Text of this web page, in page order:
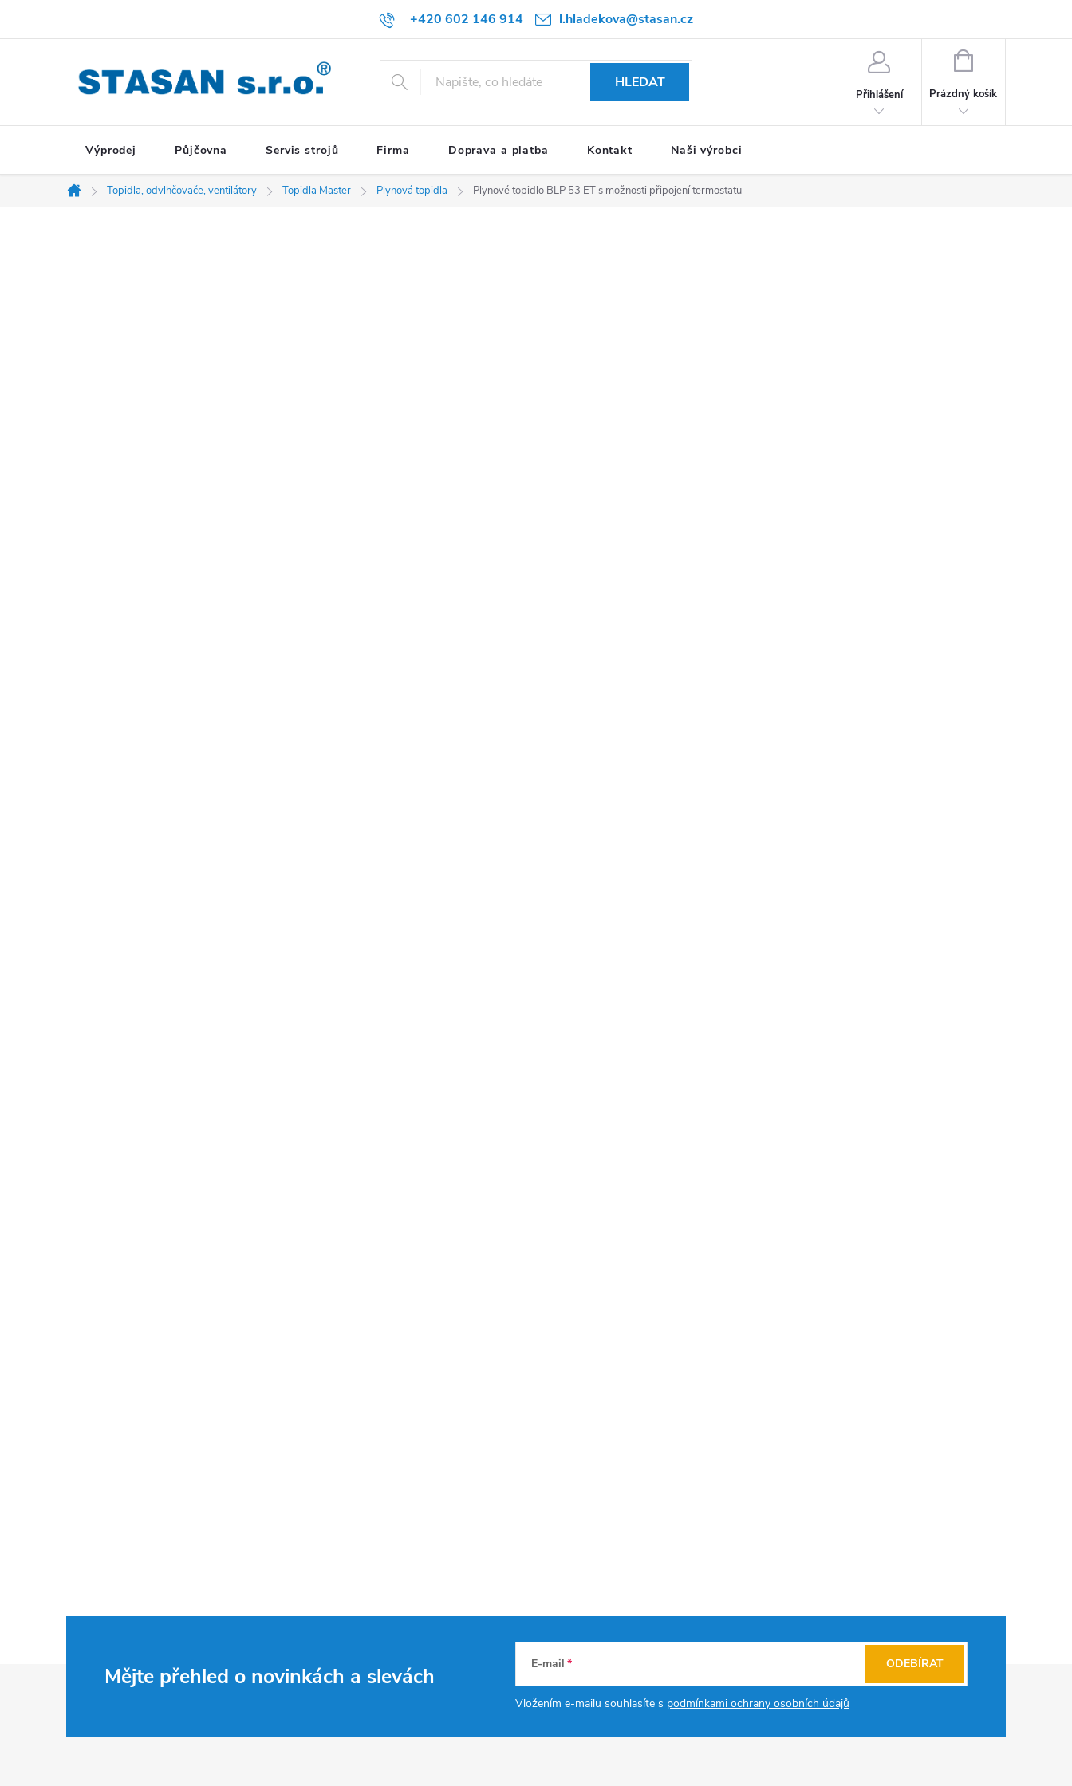
+420 602 146 914 l.hladekova@stasan.cz
HLEDAT
Přihlášení
NÁKUPNÍ
Prázdný košík
Výprodej Půjčovna Servis strojů Firma Doprava a platba Kontakt Naši výrobci
Domů
Topidla, odvlhčovače, ventilátory Topidla Master Plynová topidla Plynové topidlo BLP 53 ET s možnosti připojení termostatu
Mějte přehled o novinkách a slevách E-mail
Vložením e-mailu souhlasíte s podmínkami ochrany osobních údajů
ODEBÍRAT